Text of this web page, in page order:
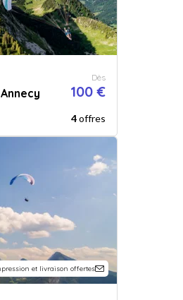
Dès
100 €
4offres
et livraison offertes